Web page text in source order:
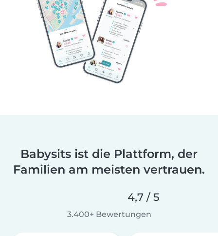
Babysits ist die Plattform, der
Familien am meisten vertrauen.
4,7 / 5
3.400+ Bewertungen